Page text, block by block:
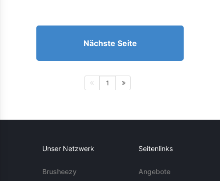
Nächste Seite
1
Unser Netzwerk
Brusheezy
Seitenlinks
Angebote